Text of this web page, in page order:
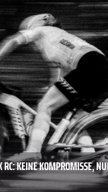
RC: KEINE KOMPROMISSE,